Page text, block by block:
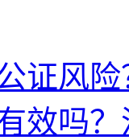
证风险
效吗